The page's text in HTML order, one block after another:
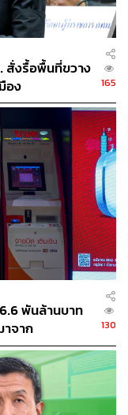
สั่งรื้อพื้นที่ขวาง
อง
165
พันล้านบาท
าจาก
ขยายรายได้
130